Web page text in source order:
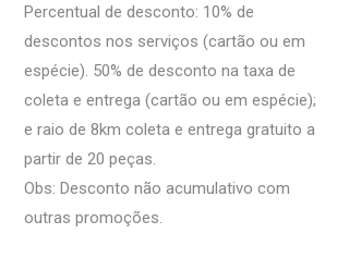
Percentual de desconto: 10% de
descontos nos serviços (cartão ou em
espécie). 50% de desconto na taxa de
coleta e entrega (cartão ou em espécie);
e raio de 8km coleta e entrega gratuito a
partir de 20 peças.
Obs: Desconto não acumulativo com
outras promoções.